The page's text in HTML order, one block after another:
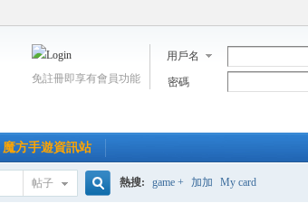
用戶名
密碼
免註冊即享有會員功能
魔方手遊資訊站
帖子 熱搜: game + 加加 My card